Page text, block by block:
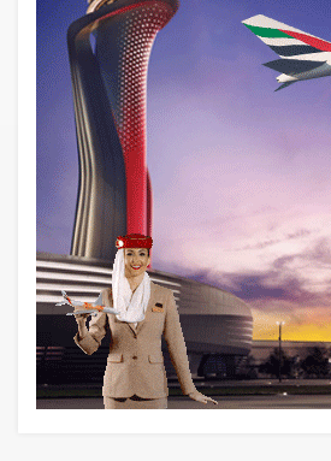
13 saat önce
Elektrikli uçaklar
hazırlanıyor
13 saat önce
Trump’ı taşıyan
uçağına fazla yaklaştı
14 saat önce
Emirates A380 yolcu
İstanbul’a indi
15 saat önce